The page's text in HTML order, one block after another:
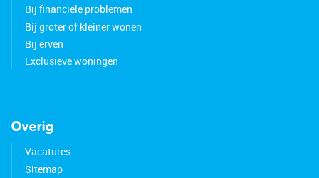
Bij financiële problemen
Bij groter of kleiner wonen
Bij erven
Exclusieve woningen
Overig
Vacatures
Sitemap